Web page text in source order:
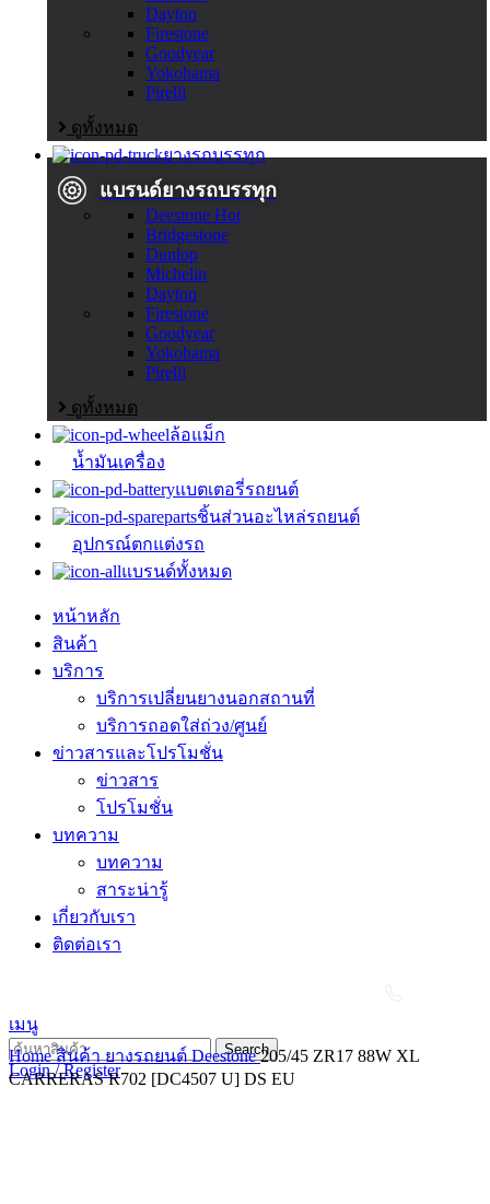
Dayton
Firestone
Goodyear
Yokohama
Pirelli
ดูทั้งหมด
ยางรถบรรทุก
แบรนด์ยางรถบรรทุก
Deestone Hot
Bridgestone
Dunlop
Michelin
Dayton
Firestone
Goodyear
Yokohama
Pirelli
ดูทั้งหมด
ล้อแม็ก
น้ำมันเครื่อง
แบตเตอรี่รถยนต์
ชิ้นส่วนอะไหล่รถยนต์
อุปกรณ์ตกแต่งรถ
แบรนด์ทั้งหมด
หน้าหลัก
สินค้า
บริการ
บริการเปลี่ยนยางนอกสถานที่
บริการถอดใส่ถ่วง/ศูนย์
ข่าวสารและโปรโมชั่น
ข่าวสาร
โปรโมชั่น
บทความ
บทความ
สาระน่ารู้
เกี่ยวกับเรา
ติดต่อเรา
เมนู
Search
Login / Register
Homeสินค้ายางรถยนต์Deestone205/45 ZR17 88W XL
CARRERAS R702 [DC4507 U] DS EU